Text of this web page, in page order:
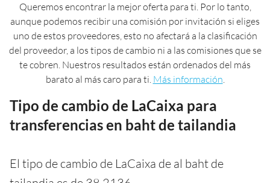
Queremos encontrar la mejor oferta para ti. Por lo tanto,
aunque podemos recibir una comisión por invitación si eliges
uno de estos proveedores, esto no afectará a la clasificación
del proveedor, a los tipos de cambio ni a las comisiones que se
te cobren. Nuestros resultados están ordenados del más
barato al más caro para ti. Más información.
Tipo de cambio de LaCaixa para
transferencias en baht de tailandia
El tipo de cambio de LaCaixa de al baht de